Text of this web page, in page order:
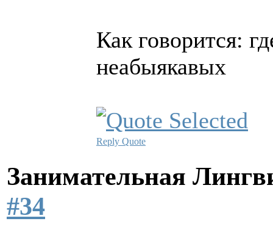
Как говорится:
неабыякавых
Reply Quote
Занимательная
#34